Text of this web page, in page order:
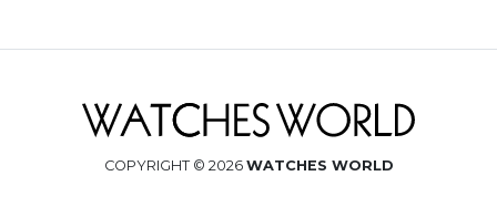
COPYRIGHT © 2026 WATCHES WORLD